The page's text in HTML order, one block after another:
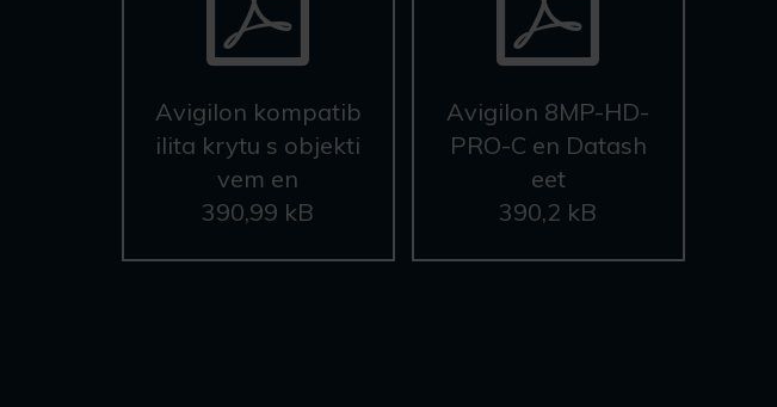
Avigilon kompatib
ilita krytu s objekti
vem en
390,99 kB
Avigilon 8MP-HD-
PRO-C en Datash
eet
390,2 kB